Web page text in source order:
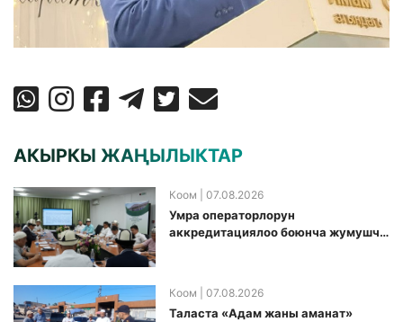
АКЫРКЫ ЖАҢЫЛЫКТАР
Коом | 07.08.2026
Умра операторлорун
аккредитациялоо боюнча жумушчу
Коом | 07.08.2026
Таласта «Адам жаны аманат»